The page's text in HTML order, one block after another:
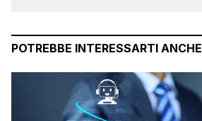
POTREBBE INTERESSARTI ANCHE